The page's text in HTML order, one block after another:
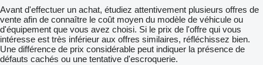
Avant d'effectuer un achat, étudiez attentivement plusieurs offres de
vente afin de connaître le coût moyen du modèle de véhicule ou
d'équipement que vous avez choisi. Si le prix de l'offre qui vous
intéresse est très inférieur aux offres similaires, réfléchissez bien.
Une différence de prix considérable peut indiquer la présence de
défauts cachés ou une tentative d'escroquerie.